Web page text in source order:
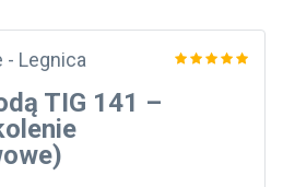
- Legnica
TIG 141 –